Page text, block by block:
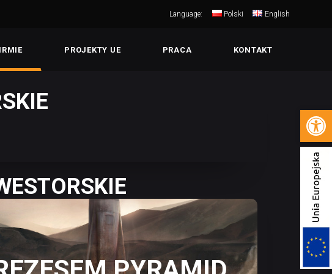
Language: Polski English
PROJEKTY UE PRACA KONTAKT